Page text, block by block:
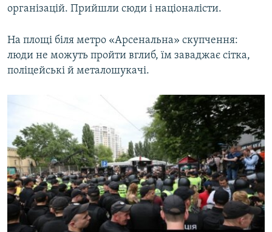
організацій. Прийшли сюди і націоналісти.
На площі біля метро «Арсенальна» скупчення:
люди не можуть пройти вглиб, їм заваджає сітка,
поліцейські й металошукачі.